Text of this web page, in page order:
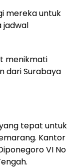
mereka untuk
jadwal
menikmati
dari Surabaya
tepat untuk
Kantor
VI No